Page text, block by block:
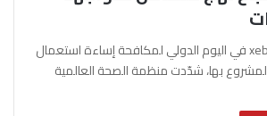
آفرين علو ـ xeber24.net في اليوم الدولي لمكافحة إساءة استعمال
المشروع بها، شدّدت منظمة الصحة العالمية